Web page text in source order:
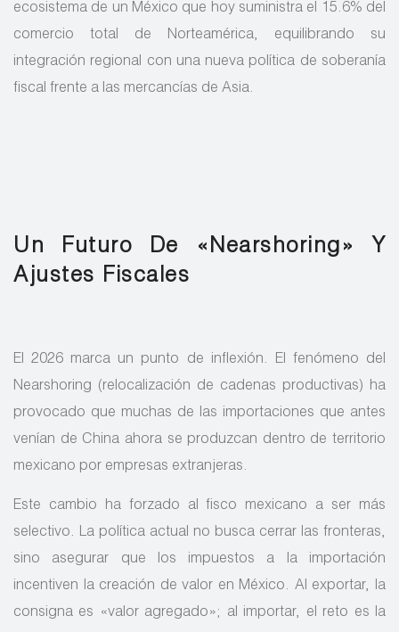
ecosistema de un México que hoy suministra el 15.6% del
comercio total de Norteamérica, equilibrando su
integración regional con una nueva política de soberanía
fiscal frente a las mercancías de Asia.
Un Futuro De «Nearshoring» Y
Ajustes Fiscales
El 2026 marca un punto de inflexión. El fenómeno del
Nearshoring (relocalización de cadenas productivas) ha
provocado que muchas de las importaciones que antes
venían de China ahora se produzcan dentro de territorio
mexicano por empresas extranjeras.
Este cambio ha forzado al fisco mexicano a ser más
selectivo. La política actual no busca cerrar las fronteras,
sino asegurar que los impuestos a la importación
incentiven la creación de valor en México. Al exportar, la
consigna es «valor agregado»; al importar, el reto es la